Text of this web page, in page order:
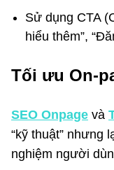
Sử dụng CTA
hiểu thêm”,
Tối ưu On-
SEO Onpage và
“kỹ thuật” nhưng
nghiệm người